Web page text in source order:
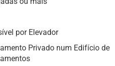
por Elevador
Privado num Edifício de